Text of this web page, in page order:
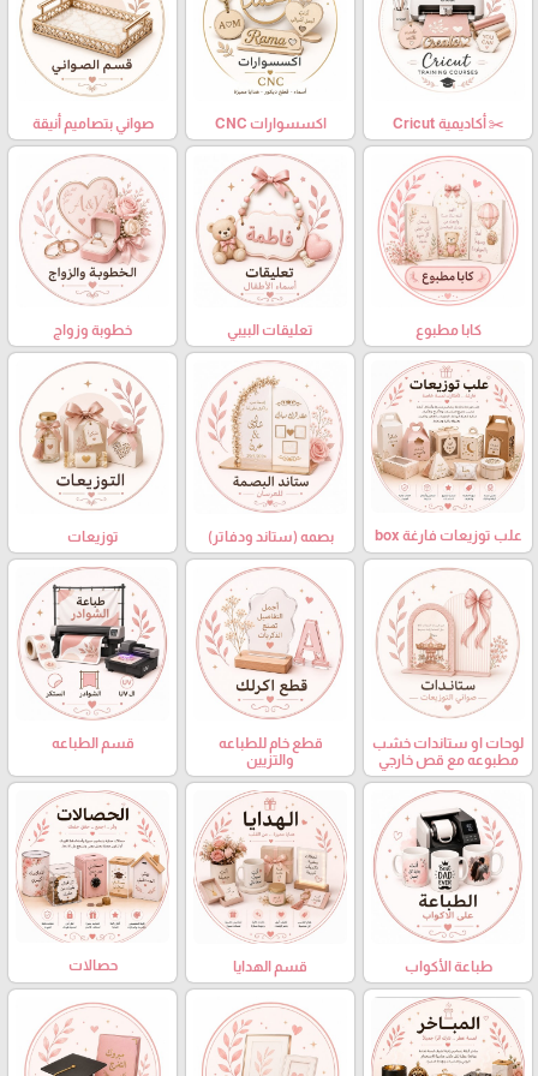
✂️ أكاديمية Cricut اكسسوارات CNC صواني بتصاميم أنيقة
كابا مطبوع تعليقات البيبي خطوبة وزواج
علب توزيعات فارغة box بصمه (ستاند ودفاتر) توزيعات
لوحات او ستاندات خشب
مطبوعه مع قص خارجي
قطع خام للطباعه
والتزيين
قسم الطباعه
طباعة الأكواب قسم الهدايا حصالات